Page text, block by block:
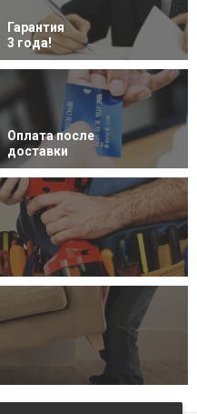
Гарантия
3 года!
Оплата после
доставки